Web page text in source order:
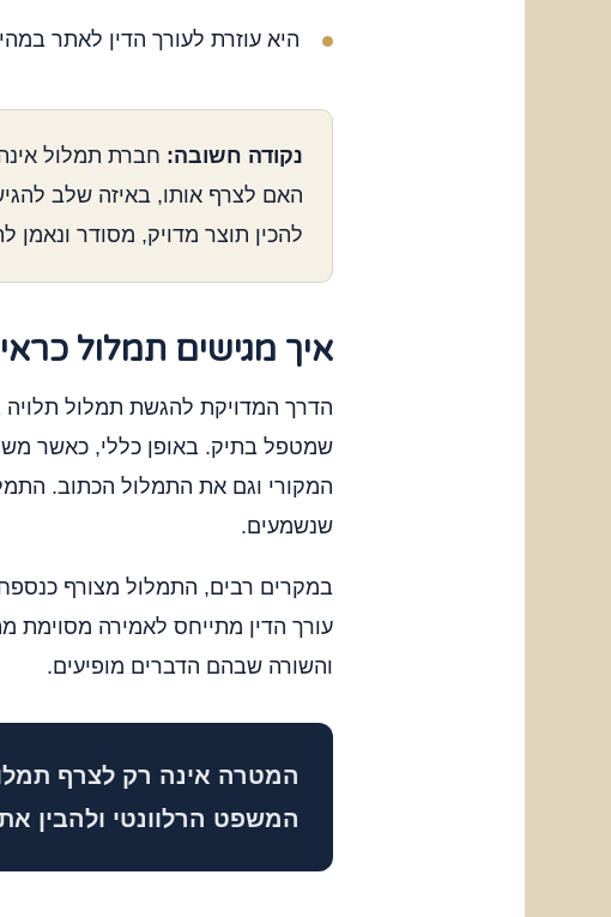
היא עוזרת לעורך הדין לאתר
נקודה חשובה: חברת תמלול
האם לצרף אותו, באיזה שלב
להכין תוצר מדויק, מסודר ונאמן
איך מגישים תמלול
הדרך המדויקת להגשת תמלול
שמטפל בתיק. באופן כללי, כאשר
המקורי וגם את התמלול הכתוב.
שנשמעים.
במקרים רבים, התמלול מצורף
עורך הדין מתייחס לאמירה מסוימת
והשורה שבהם הדברים מופיעים.
המטרה אינה רק לצרף
המשפט הרלוונטי ולהבין